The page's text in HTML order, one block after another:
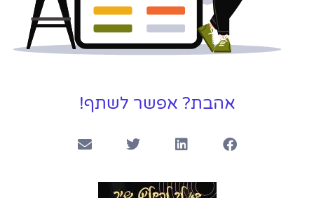
אהבת? אפשר לשתף!